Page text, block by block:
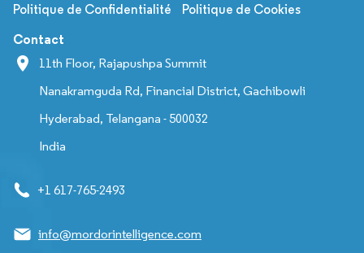
Politique de Confidentialité Politique de Cookies
Contact
11th Floor, Rajapushpa Summit
Nanakramguda Rd, Financial District, Gachibowli
Hyderabad, Telangana - 500032
India
+1 617-765-2493
info@mordorintelligence.com